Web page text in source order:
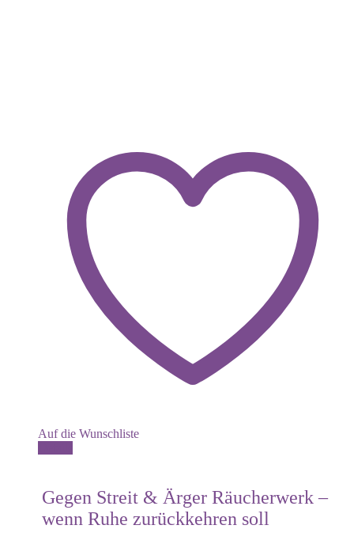
Auf die Wunschliste
Gegen Streit & Ärger Räucherwerk –
wenn Ruhe zurückkehren soll